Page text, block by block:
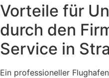
Vorteile für
durch den
Service in
Ein professioneller